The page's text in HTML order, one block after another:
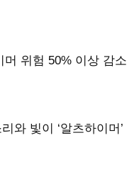
머 위험 50% 이상 감소
와 빛이 ‘알츠하이머’